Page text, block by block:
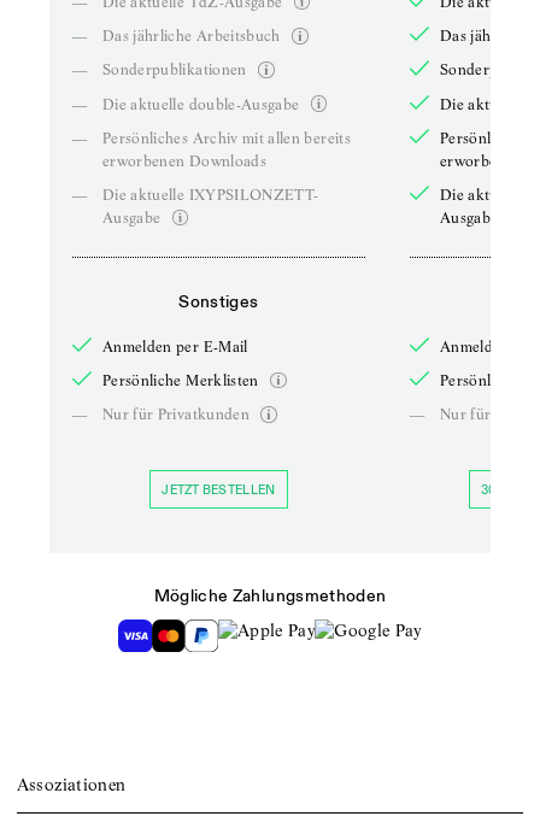
—
Das jährliche Arbeitsbuch
—
Sonderpublikationen
—
Die aktuelle double-Ausgabe
—
Persönliches Archiv mit allen bereits
erworbenen Downloads
—
Die aktuelle IXYPSILONZETT-
Ausgabe
Sonstiges
Anmelden per E-Mail
Persönliche Merklisten
—
Nur für Privatkunden
JETZT BESTELLEN
Das jährliche
Die aktuelle
Persönliches
erworbenen
Die aktuelle
Ausgabe
Anmelden
Persönliche
—
Nur für
30 TAGE
Mögliche Zahlungsmethoden
Assoziationen